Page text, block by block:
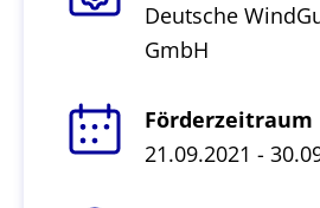
Deutsche
GmbH
Förderzeitraum
21.09.2021 -